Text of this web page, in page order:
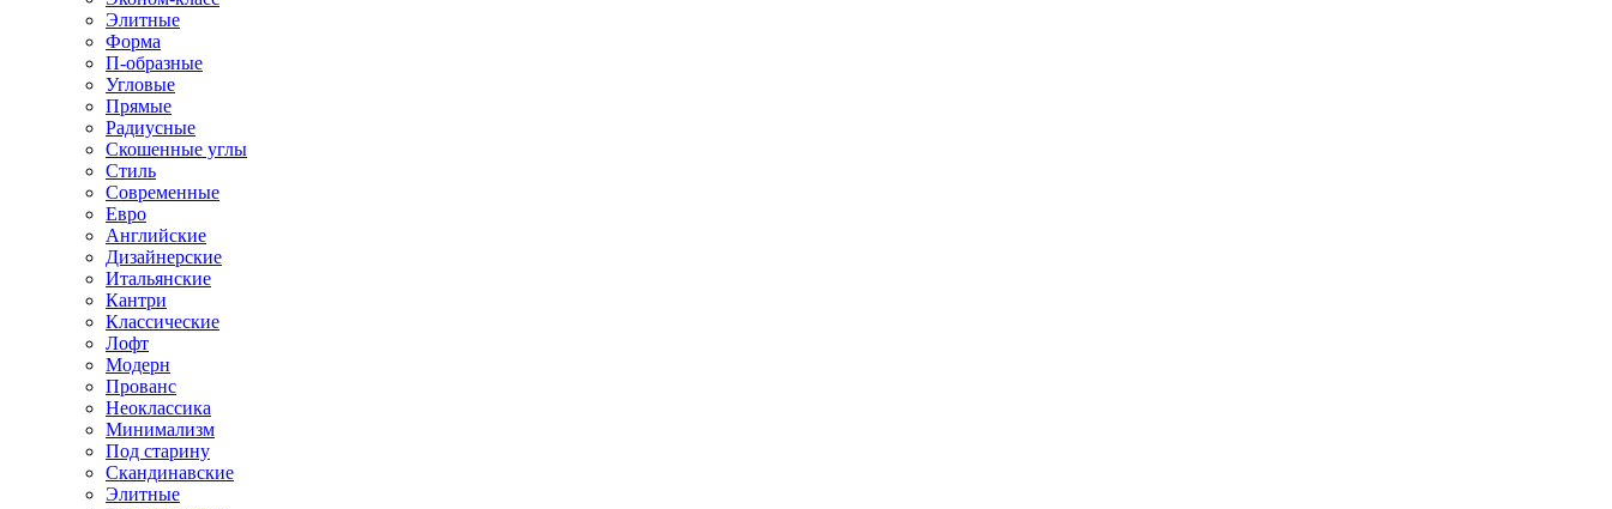
Элитные
Форма
П-образные
Угловые
Прямые
Радиусные
Скошенные углы
Стиль
Современные
Евро
Английские
Дизайнерские
Итальянские
Кантри
Классические
Лофт
Модерн
Прованс
Неоклассика
Минимализм
Под старину
Скандинавские
Элитные